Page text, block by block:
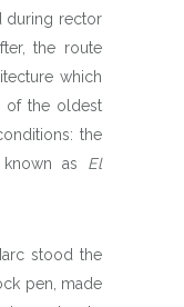
during rector
the route
which
of the oldest
the
as El
stood the
pen, made